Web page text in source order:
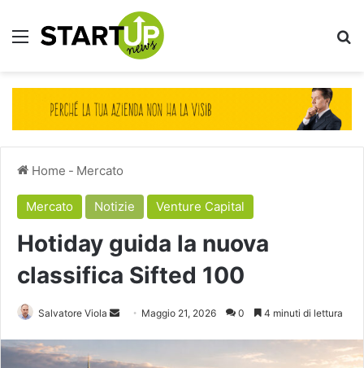
Menu
Home - Mercato
Mercato Notizie Venture Capital
Hotiday guida la nuova
classifica Sifted 100
Salvatore Viola
Invia Maggio 21, 2026 0 4 minuti di lettura